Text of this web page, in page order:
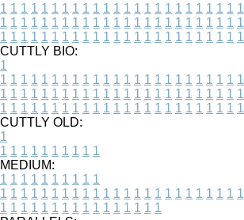
1 1 1 1 1 1 1 1 1 1 1 1 1 1 1 1 1 1 1 1 1 1 1 1
1 1 1 1 1 1 1 1 1 1 1 1 1 1 1 1 1 1 1 1 1 1 1 1
1 1 1 1 1 1 1 1 1 1 1 1 1 1 1 1 1 1 1 1 1 1 1 1
CUTTLY BIO:
1
1 1 1 1 1 1 1 1 1 1 1 1 1 1 1 1 1 1 1 1 1 1 1 1
1 1 1 1 1 1 1 1 1 1 1 1 1 1 1 1 1 1 1 1 1 1 1 1
1 1 1 1 1 1 1 1 1 1 1 1 1 1 1 1 1 1 1 1 1 1 1 1
CUTTLY OLD:
1
1 1 1 1 1 1 1 1 1 1
MEDIUM:
1 1 1 1 1 1 1 1 1 1
1 1 1 1 1 1 1 1 1 1 1 1 1 1 1 1 1 1 1 1 1 1 1 1
1 1 1 1 1 1 1 1 1 1 1 1 1 1 1 1